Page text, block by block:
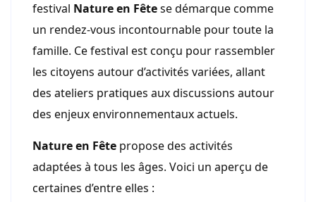
festival Nature en Fêtese démarque comme
un rendez-vous incontournable pour toute la
famille. Ce festival est conçu pour rassembler
les citoyens autour d’activités variées, allant
des ateliers pratiques aux discussions autour
des enjeux environnementaux actuels.
Nature en Fête propose des activités
adaptées à tous les âges. Voici un aperçu de
certaines d’entre elles :